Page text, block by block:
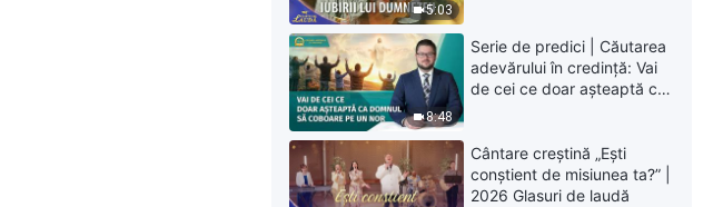
5:03
8:48
Serie de predici | Căutarea
adevărului în credință: Vai
de cei ce doar așteaptă ca
Cântare creștină „Ești
conștient de misiunea ta?” |
2026 Glasuri de laudă